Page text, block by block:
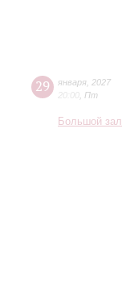
29 января 2027
20:00 Пт
Большой зал